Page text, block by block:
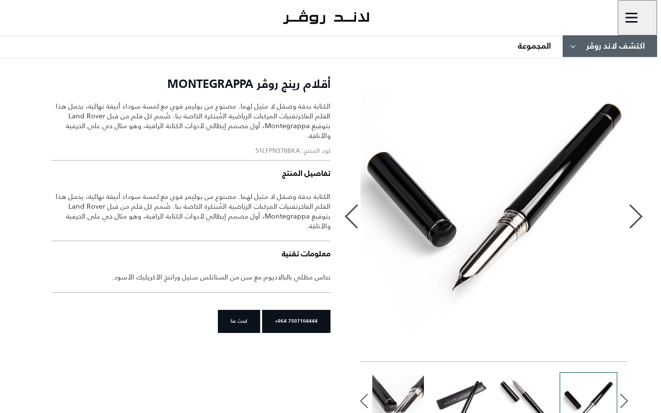
اكتشف لاند روڤر المجموعة
أقلام رينج روڤر MONTEGRAPPA
الكتابة بدقة وصقل لا مثيل لهما. مصنوع من بوليمر قوي مع لمسة سوداء أنيقة نهائية، يحمل هذا
القلم الفاخرتقنيات المركبات الرياضية المُبتكرة الخاصة بنا. صُمم كل قلم من قبل Land Rover
بتوقيع Montegrappa، أول مصمم إيطالي لأدوات الكتابة الراقية، وهو مثال حي على الحرفية
والأناقة.
كود المنتج: 51LFPN376BKA
تفاصيل المنتج
الكتابة بدقة وصقل لا مثيل لهما. مصنوع من بوليمر قوي مع لمسة سوداء أنيقة نهائية، يحمل هذا
القلم الفاخرتقنيات المركبات الرياضية المُبتكرة الخاصة بنا. صُمم كل قلم من قبل Land Rover
بتوقيع Montegrappa، أول مصمم إيطالي لأدوات الكتابة الراقية، وهو مثال حي على الحرفية
والأناقة.
معلومات تقنية
نحاس مطلي بالبالاديوم مع سن من الستانلس ستيل وراتنج الأكريليك الأسود.
+964 7507104444 ابحث عنا